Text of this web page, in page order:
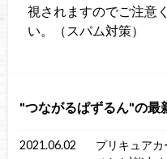
視されますのでご注意
い。（スパム対策）
つながるぱずるん の最
2021.06.02
プリキュア